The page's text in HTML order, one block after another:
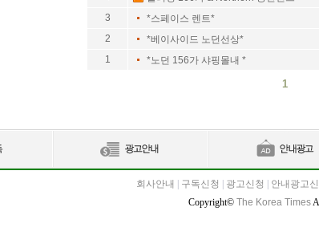
3
*스페이스 렌트*
2
*베이사이드 노던선상*
1
*노던 156가 샤핑몰내 *
1
회사안내 구독신청 광고신청 안내광고
Copyright© The Korea Times